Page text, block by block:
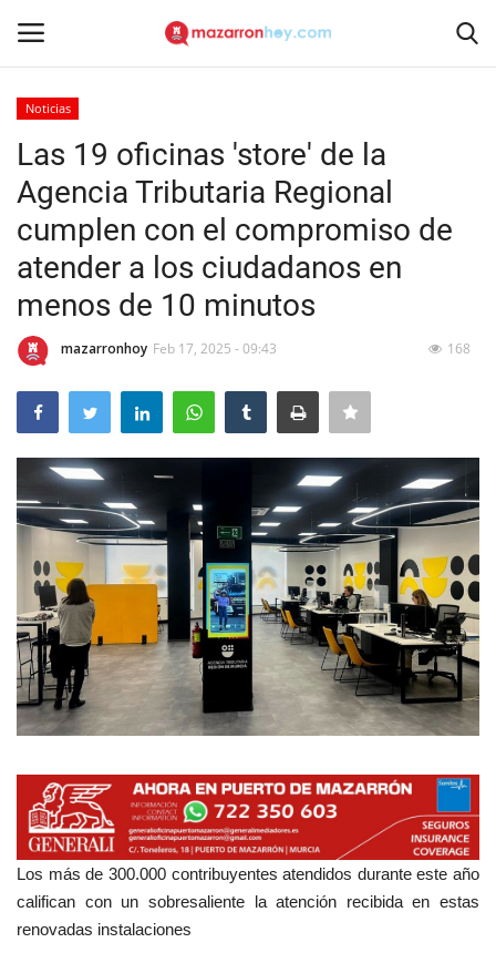
Inicio
Contacto
Noticias
Mazarrón Hoy
Entrevistas
Reportajes
Empresas
Mapa de Mazarrón
Vídeos
Galerías
Empresas
Noticias
Las 19 oficinas 'store' de la
Agencia Tributaria Regional
cumplen con el compromiso de
atender a los ciudadanos en
menos de 10 minutos
mazarronhoy Feb 17, 2025 - 09:43 168
Los más de 300.000 contribuyentes atendidos durante este año
califican con un sobresaliente la atención recibida en estas
renovadas instalaciones